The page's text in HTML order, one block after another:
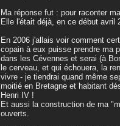
Ma réponse fut : pour raconter
Elle l'était déjà, en ce début avril
En 2006 j'allais voir comment
copain à eux puisse prendre ma
dans les Cévennes et serai (à
le cerveau, et qui échouera, la
vivre - je tiendrai quand même
moitié en Bretagne et habitant
Henri IV !
Et aussi la construction de ma
ouverts.